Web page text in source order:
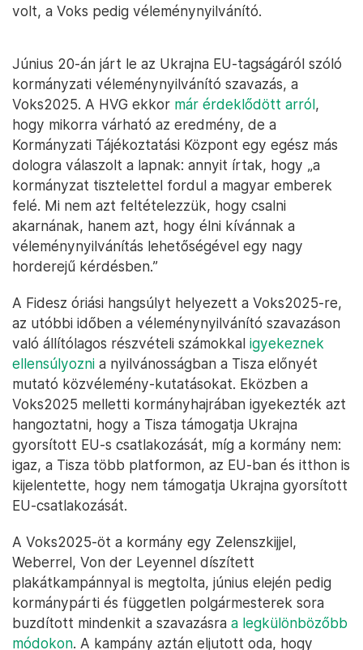
volt, a Voks pedig véleménynyilvánító.
Június 20-án járt le az Ukrajna EU-tagságáról szóló
kormányzati véleménynyilvánító szavazás, a
Voks2025. A HVG ekkor már érdeklődött arról,
hogy mikorra várható az eredmény, de a
Kormányzati Tájékoztatási Központ egy egész más
dologra válaszolt a lapnak: annyit írtak, hogy „a
kormányzat tisztelettel fordul a magyar emberek
felé. Mi nem azt feltételezzük, hogy csalni
akarnának, hanem azt, hogy élni kívánnak a
véleménynyilvánítás lehetőségével egy nagy
horderejű kérdésben.”
A Fidesz óriási hangsúlyt helyezett a Voks2025-re,
az utóbbi időben a véleménynyilvánító szavazáson
való állítólagos részvételi számokkal igyekeznek
ellensúlyozni a nyilvánosságban a Tisza előnyét
mutató közvélemény-kutatásokat. Eközben a
Voks2025 melletti kormányhajrában igyekezték azt
hangoztatni, hogy a Tisza támogatja Ukrajna
gyorsított EU-s csatlakozását, míg a kormány nem:
igaz, a Tisza több platformon, az EU-ban és itthon is
kijelentette, hogy nem támogatja Ukrajna gyorsított
EU-csatlakozását.
A Voks2025-öt a kormány egy Zelenszkijjel,
Weberrel, Von der Leyennel díszített
plakátkampánnyal is megtolta, június elején pedig
kormánypárti és független polgármesterek sora
buzdított mindenkit a szavazásra a legkülönbözőbb
módokon. A kampány aztán eljutott oda, hogy